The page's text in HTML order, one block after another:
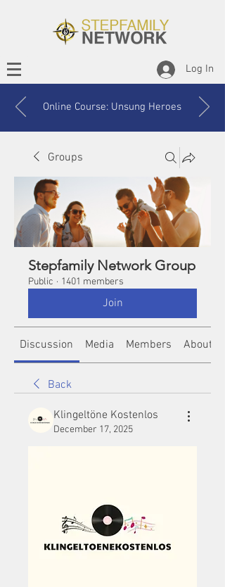
Log In
Online Course: Unsung Heroes
Groups
Stepfamily Network Group
Public · 1401 members
Join
Discussion Media Members About
Back
Klingeltöne Kostenlos
December 17, 2025